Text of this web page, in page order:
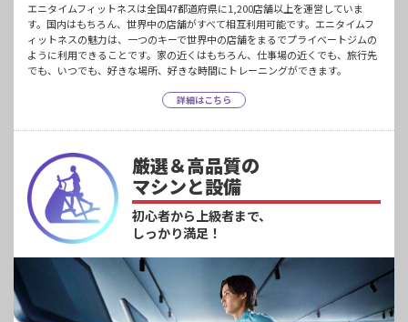
エニタイムフィットネスは全国47都道府県に1,200店舗以上を運営していま
す。国内はもちろん、世界中の店舗がすべて相互利用可能です。エニタイムフ
ィットネスの魅力は、一つのキーで世界中の店舗をまるでプライベートジムの
ように利用できることです。家の近くはもちろん、仕事場の近くでも、旅行先
でも、いつでも、好きな場所、好きな時間にトレーニングができます。
詳細はこちら
厳選＆高品質の
マシンと設備
初心者から上級者まで、
しっかり満足！